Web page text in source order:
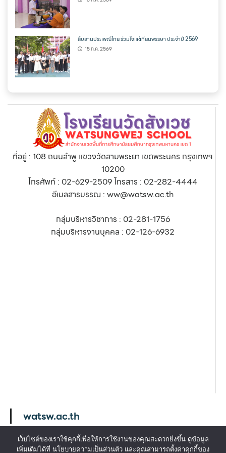
สืบสานประเพณีไทย ร่วมใจแห่เทียนพรรษา ประจำปี 2569
15 ก.ค. 2569
ที่อยู่ : 108 ถนนลำพู แขวงวัดสามพระยา เขตพระนคร กรุงเทพฯ
10200
โทรศัพท์ : 02-629-2509 โทรสาร : 02-282-4444
อีเมลสารบรรณ : ww@watsw.ac.th
กลุ่มบริหารวิชาการ : 02-281-1756
กลุ่มบริหารงานบุคคล : 02-126-6932
watsw.ac.th
เว็บไซต์ของเราใช้คุกกี้เพื่อให้การใช้งานของคุณสะดวกยิ่งขึ้น ดูข้อมูล
เพิ่มเติมได้ที่ นโยบายความเป็นส่วนตัว และคุณสามารถตั้งค่าคุกกี้ของ